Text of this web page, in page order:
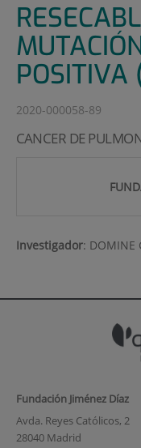
POSITIVA
2020-000058-89
CANCER DE
Investigador: DOMINE
Fundación Jiménez Díaz
Avda. Reyes Católicos, 2
28040 Madrid